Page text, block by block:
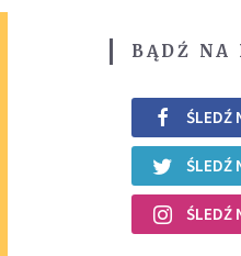
BĄDŹ NA
ŚLEDŹ
ŚLEDŹ
ŚLEDŹ